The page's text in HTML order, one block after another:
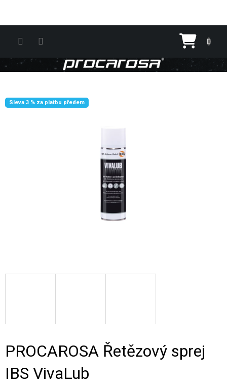
Sleva 3 % za platbu předem
PROCAROSA Řetězový sprej
IBS VivaLub